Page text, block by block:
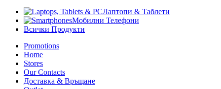
Лаптопи & Таблети
Мобилни Телефони
Всички Продукти
Promotions
Home
Stores
Our Contacts
Доставка & Връщане